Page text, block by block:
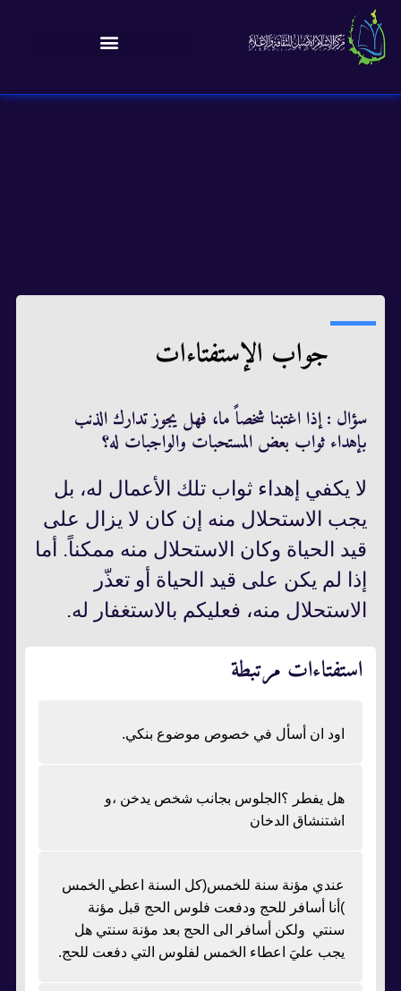
جواب الإستفتاءات
سؤال : إذا اغتبنا شخصاً ما، فهل يجوز تدارك الذنب
بإهداء ثواب بعض المستحبات والواجبات له؟
لا يكفي إهداء ثواب تلك الأعمال له، بل
يجب الاستحلال منه إن كان لا يزال على
قيد الحياة وكان الاستحلال منه ممكناً. أما
إذا لم يكن على قيد الحياة أو تعذّر
الاستحلال منه، فعليكم بالاستغفار له.
استفتاءات مرتبطة
اود ان أسأل في خصوص موضوع بنكي.
هل يفطر ؟الجلوس بجانب شخص يدخن ،و
اشتنشاق الدخان
عندي مؤنة سنة للخمس(كل السنة اعطي الخمس
)أنا أسافر للحج ودفعت فلوس الحج قبل مؤنة
سنتي ولكن أسافر الى الحج بعد مؤنة سنتي هل
يجب عليَ اعطاء الخمس لفلوس التي دفعت للحج.